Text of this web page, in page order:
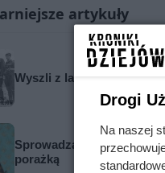
artykuły
Wyszli z lasu, wierząc w
Sprowadzał prostytutki
porażką
Drogi
Na naszej